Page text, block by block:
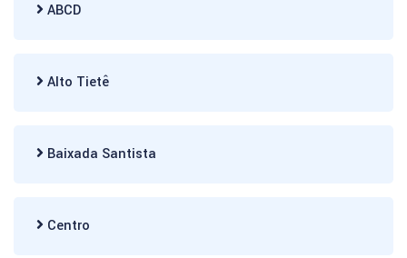
ABCD
Alto Tietê
Baixada Santista
Centro